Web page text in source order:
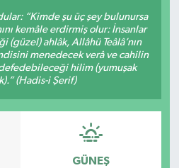
“Kimde şu üç şey bulunursa
kemâle erdirmiş olur: İnsanlar
(güzel) ahlâk, Allâhü Teâlâ’nın
menedecek verâ ve cahilin
hilim (yumuşak
(Hadis-i Şerif)
GÜNEŞ